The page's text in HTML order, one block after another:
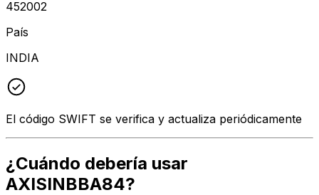
452002
País
INDIA
El código SWIFT se verifica y actualiza periódicamente
¿Cuándo debería usar
AXISINBBA84?